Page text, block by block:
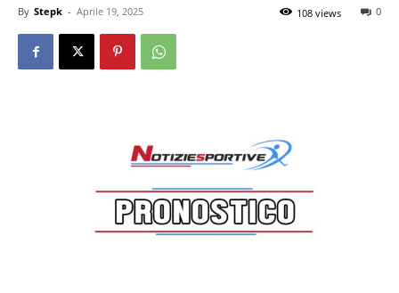
By Stepk - Aprile 19, 2025 0
108 views